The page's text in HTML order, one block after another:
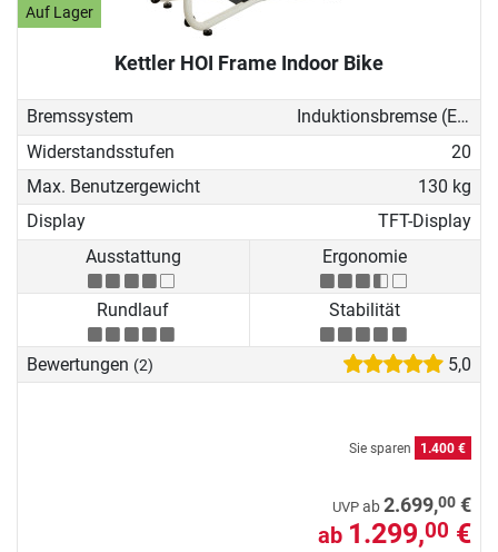
Auf Lager
Kettler HOI Frame Indoor Bike
Bremssystem
Induktionsbremse (EMS)
Widerstandsstufen
20
Max. Benutzergewicht
130 kg
Display
TFT-Display
Ausstattung
Ergonomie
Rundlauf Stabilität
Bewertungen (2) 5,0
Sie sparen 1.400 €
UVP ab2.699,00 €
ab 1.299,00 €